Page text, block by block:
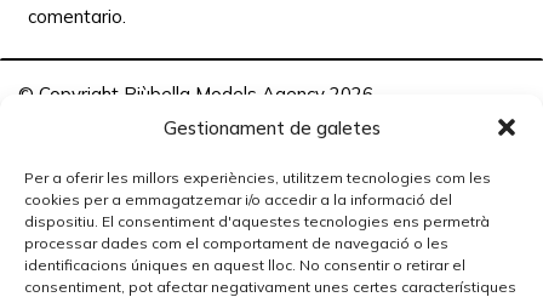
Gestionament de galetes
Per a oferir les millors experiències, utilitzem tecnologies com les
cookies per a emmagatzemar i/o accedir a la informació del
dispositiu. El consentiment d'aquestes tecnologies ens permetrà
processar dades com el comportament de navegació o les
identificacions úniques en aquest lloc. No consentir o retirar el
consentiment, pot afectar negativament unes certes característiques
comentario.
© Copyright Piùbella Models Agency 2026
Creative Corner Agency
Carrer Tomàs Carreras Artau, nº 9 baixos, 17003, Girona